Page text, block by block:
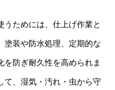
うためには、仕上げ作業と
塗装や防水処理、定期的な
を防ぎ耐久性を高められま
て、湿気・汚れ・虫から守